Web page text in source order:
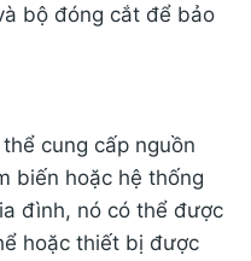
bộ đóng cắt để bảo
cung cấp nguồn
biến hoặc hệ thống
đình, nó có thể được
hoặc thiết bị được